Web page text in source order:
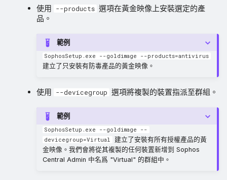
使用
--products 選項在黃金映像上安裝選定的產
品。
範例
SophosSetup.exe --goldimage --products=antivirus
建立了只安裝有防毒產品的黃金映像。
使用 --devicegroup 選項將複製的裝置指派至群組。
範例
SophosSetup.exe --goldimage --
devicegroup=Virtual
建立了安裝有所有授權產品的黃
金映像。我們會將從其複製的任何裝置新增到 Sophos
Central Admin 中名爲 "Virtual" 的群組中。